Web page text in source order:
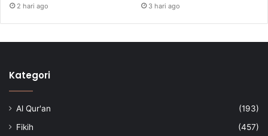
2 hari ago 3 hari ago
Kategori
Al Qur'an
(193)
Fikih
(457)